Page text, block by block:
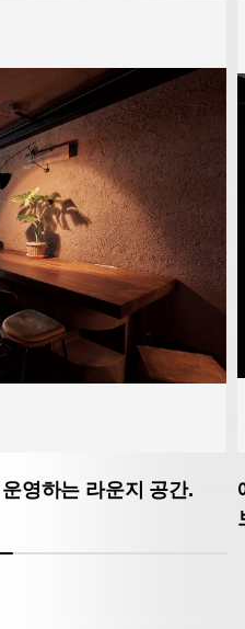
영하는 라운지 공간.